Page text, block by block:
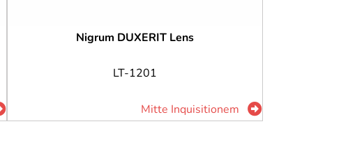
Nigrum DUXERIT Lens
LT-1201
Mitte Inquisitionem